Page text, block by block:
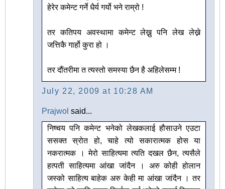
हेरेर कमेन्ट गर्ने धैर्य गर्यो भने राम्रो !
तर कतिपय अवस्थामा कमेन्ट लेख्नु पनि लेख लेख्ने
जत्तिकै गार्हो कुरा हो ।
तर दौंतरीमा त त्यस्तो समस्या छैन है अहिलेसम्म !
July 22, 2009 at 10:28 AM
Prajwol said...
निष्चय पनि कमेन्ट भनेको लेखकलाई हौसाउने एउटा
ससक्त स्रोत हो, चाहे त्यो सकारात्मक होस या
नकरात्मक । मेरो साहित्यमा त्यति दखल छैन, त्यसैले
हत्पती साहित्यमा आंखा जांदैन । अरु कोही होलान
जस्को साहित्य बाहेक अरु केही मा आंखा जांदैन । तर